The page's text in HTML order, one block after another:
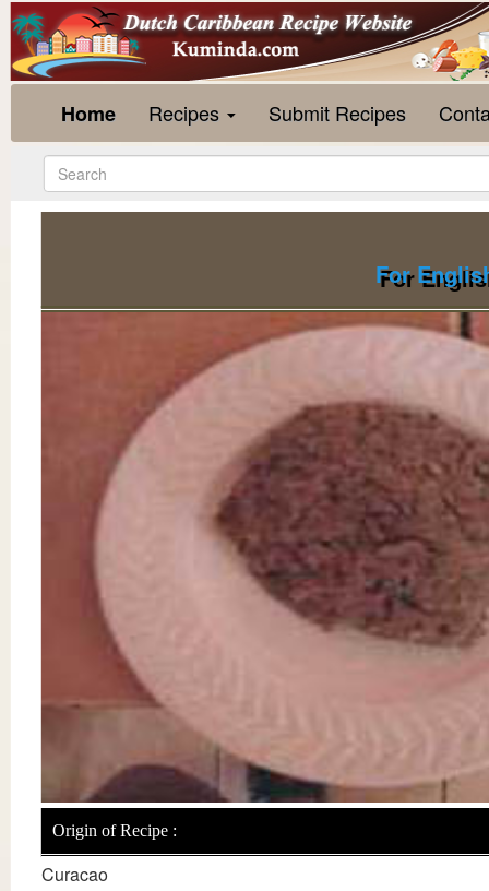
Home Recipes Submit Recipes
For
Origin of Recipe :
Curacao